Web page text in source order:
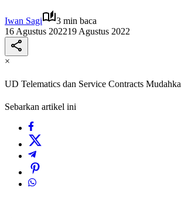
Iwan Sagi
3 min baca
16 Agustus 202219 Agustus 2022
×
UD Telematics dan Service Contracts
Sebarkan artikel ini